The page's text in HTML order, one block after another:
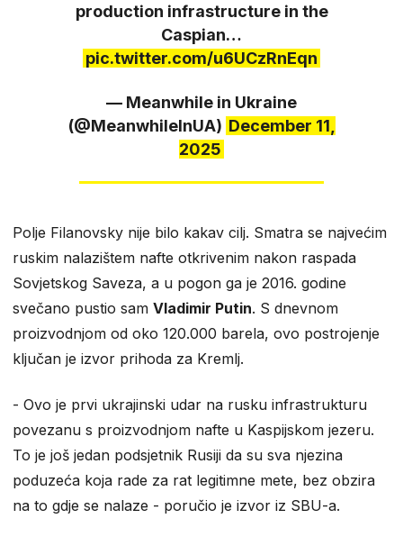
production infrastructure in the
Caspian…
pic.twitter.com/u6UCzRnEqn
— Meanwhile in Ukraine
(@MeanwhileInUA) December 11,
2025
Polje Filanovsky nije bilo kakav cilj. Smatra se najvećim
ruskim nalazištem nafte otkrivenim nakon raspada
Sovjetskog Saveza, a u pogon ga je 2016. godine
svečano pustio sam Vladimir Putin. S dnevnom
proizvodnjom od oko 120.000 barela, ovo postrojenje
ključan je izvor prihoda za Kremlj.
​- Ovo je prvi ukrajinski udar na rusku infrastrukturu
povezanu s proizvodnjom nafte u Kaspijskom jezeru.
To je još jedan podsjetnik Rusiji da su sva njezina
poduzeća koja rade za rat legitimne mete, bez obzira
na to gdje se nalaze - poručio je izvor iz SBU-a.